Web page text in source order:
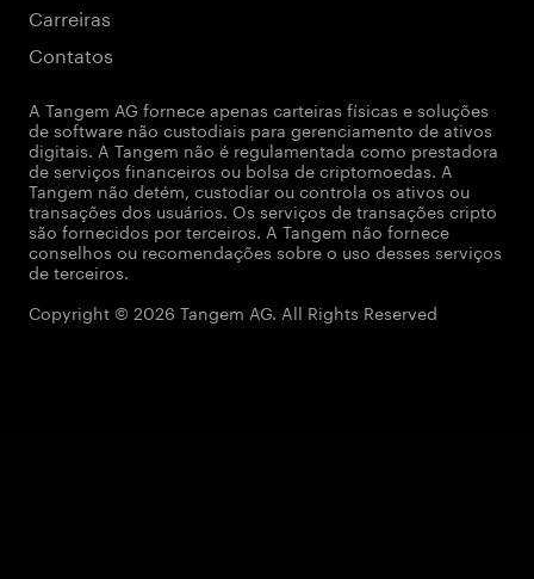
Carreiras
Contatos
A Tangem AG fornece apenas carteiras físicas e soluções
de software não custodiais para gerenciamento de ativos
digitais. A Tangem não é regulamentada como prestadora
de serviços financeiros ou bolsa de criptomoedas. A
Tangem não detém, custodiar ou controla os ativos ou
transações dos usuários. Os serviços de transações cripto
são fornecidos por terceiros. A Tangem não fornece
conselhos ou recomendações sobre o uso desses serviços
de terceiros.